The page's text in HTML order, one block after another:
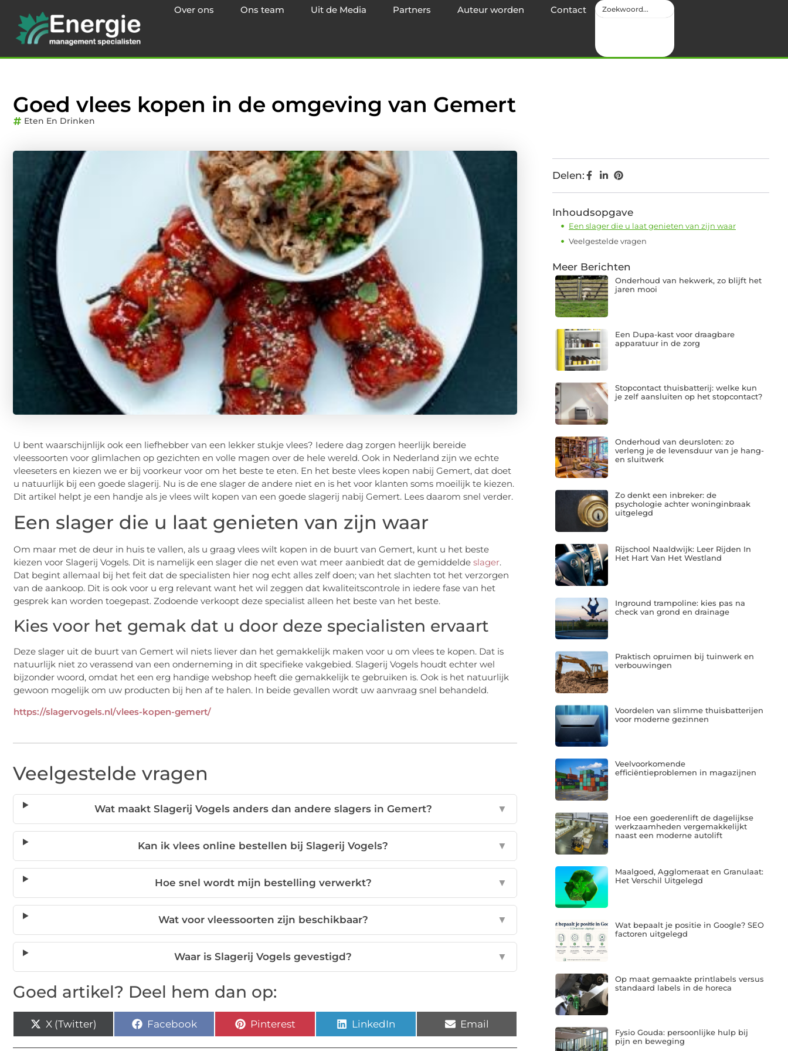
Over ons Ons team Uit de Media Partners Auteur worden Contact
Goed vlees kopen in de omgeving van Gemert
Eten En Drinken
U bent waarschijnlijk ook een liefhebber van een lekker stukje vlees? Iedere dag zorgen heerlijk bereide
vleessoorten voor glimlachen op gezichten en volle magen over de hele wereld. Ook in Nederland zijn we echte
vleeseters en kiezen we er bij voorkeur voor om het beste te eten. En het beste vlees kopen nabij Gemert, dat doet
u natuurlijk bij een goede slagerij. Nu is de ene slager de andere niet en is het voor klanten soms moeilijk te kiezen.
Dit artikel helpt je een handje als je vlees wilt kopen van een goede slagerij nabij Gemert. Lees daarom snel verder.
Een slager die u laat genieten van zijn waar
Om maar met de deur in huis te vallen, als u graag vlees wilt kopen in de buurt van Gemert, kunt u het beste
kiezen voor Slagerij Vogels. Dit is namelijk een slager die net even wat meer aanbiedt dat de gemiddelde slager.
Dat begint allemaal bij het feit dat de specialisten hier nog echt alles zelf doen; van het slachten tot het verzorgen
van de aankoop. Dit is ook voor u erg relevant want het wil zeggen dat kwaliteitscontrole in iedere fase van het
gesprek kan worden toegepast. Zodoende verkoopt deze specialist alleen het beste van het beste.
Kies voor het gemak dat u door deze specialisten ervaart
Deze slager uit de buurt van Gemert wil niets liever dan het gemakkelijk maken voor u om vlees te kopen. Dat is
natuurlijk niet zo verassend van een onderneming in dit specifieke vakgebied. Slagerij Vogels houdt echter wel
bijzonder woord, omdat het een erg handige webshop heeft die gemakkelijk te gebruiken is. Ook is het natuurlijk
gewoon mogelijk om uw producten bij hen af te halen. In beide gevallen wordt uw aanvraag snel behandeld.
https://slagervogels.nl/vlees-kopen-gemert/
Veelgestelde vragen
Wat maakt Slagerij Vogels anders dan andere slagers in Gemert? ▼
Kan ik vlees online bestellen bij Slagerij Vogels? ▼
Hoe snel wordt mijn bestelling verwerkt? ▼
Wat voor vleessoorten zijn beschikbaar? ▼
Waar is Slagerij Vogels gevestigd? ▼
Goed artikel? Deel hem dan op:
X (Twitter) Facebook Pinterest LinkedIn Email
Delen:
Inhoudsopgave
Een slager die u laat genieten van zijn waar
Veelgestelde vragen
Meer Berichten
Onderhoud van hekwerk, zo blijft het
jaren mooi
Een Dupa-kast voor draagbare
apparatuur in de zorg
Stopcontact thuisbatterij: welke kun
je zelf aansluiten op het stopcontact?
Onderhoud van deursloten: zo
verleng je de levensduur van je hang-
en sluitwerk
Zo denkt een inbreker: de
psychologie achter woninginbraak
uitgelegd
Rijschool Naaldwijk: Leer Rijden In
Het Hart Van Het Westland
Inground trampoline: kies pas na
check van grond en drainage
Praktisch opruimen bij tuinwerk en
verbouwingen
Voordelen van slimme thuisbatterijen
voor moderne gezinnen
Veelvoorkomende
efficiëntieproblemen in magazijnen
Hoe een goederenlift de dagelijkse
werkzaamheden vergemakkelijkt
naast een moderne autolift
Maalgoed, Agglomeraat en Granulaat:
Het Verschil Uitgelegd
Wat bepaalt je positie in Google? SEO
factoren uitgelegd
Op maat gemaakte printlabels versus
standaard labels in de horeca
Fysio Gouda: persoonlijke hulp bij
pijn en beweging